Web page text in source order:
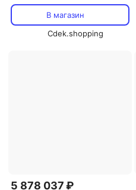
5212A-001, серебро
В магазин
Cdek.shopping
5 878 037 ₽